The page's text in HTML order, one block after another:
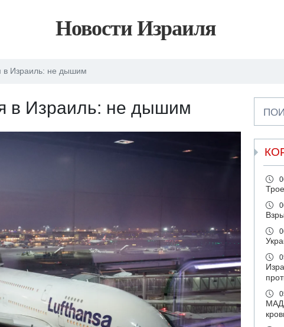
Новости Израиля
в Израиль: не дышим
в Израиль: не дышим